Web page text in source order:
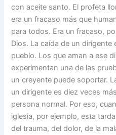
con aceite santo. El profeta
era un fracaso más que
para todos. Era un fracaso,
Dios. La caída de un dirigente
pueblo. Los que aman a ese
experimentan una de las
un creyente puede soportar.
un dirigente es diez veces
persona normal. Por eso,
iglesia, por ejemplo, esta
del trauma, del dolor, de la